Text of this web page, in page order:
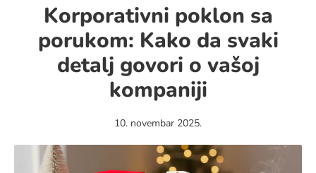
Korporativni poklon sa
porukom: Kako da svaki
detalj govori o vašoj
kompaniji
10. novembar 2025.